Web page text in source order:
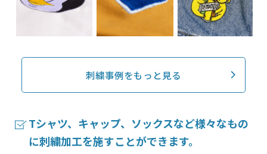
刺繍事例をもっと見る
Tシャツ、キャップ、ソックスなど様々なもの
に刺繍加工を施すことができます。